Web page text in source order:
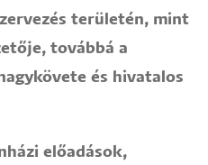
területén, mint
továbbá a
és hivatalos
előadások,